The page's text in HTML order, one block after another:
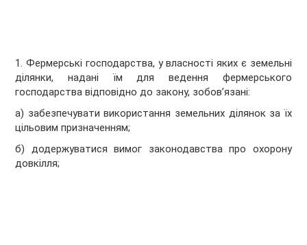
1. Фермерські господарства, у власності яких є земельні
ділянки, надані їм для ведення фермерського
господарства відповідно до закону, зобов’язані:
а) забезпечувати використання земельних ділянок за їх
цільовим призначенням;
б) додержуватися вимог законодавства про охорону
довкілля;